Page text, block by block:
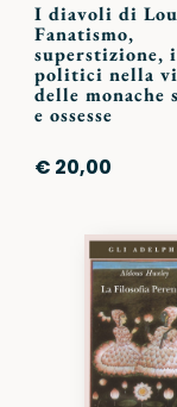
I diavoli di
Fanatismo,
superstizione,
politici nella
delle monache
e ossesse
€ 20,00